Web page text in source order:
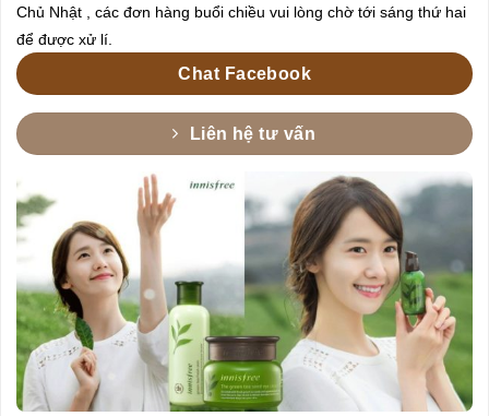
Chủ Nhật , các đơn hàng buổi chiều vui lòng chờ tới sáng thứ hai
để được xử lí.
Chat Facebook
Liên hệ tư vấn